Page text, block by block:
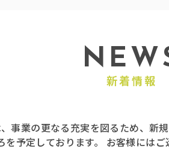
新着情報
事業の更なる充実を図るため、新
を予定しております。 お客様には